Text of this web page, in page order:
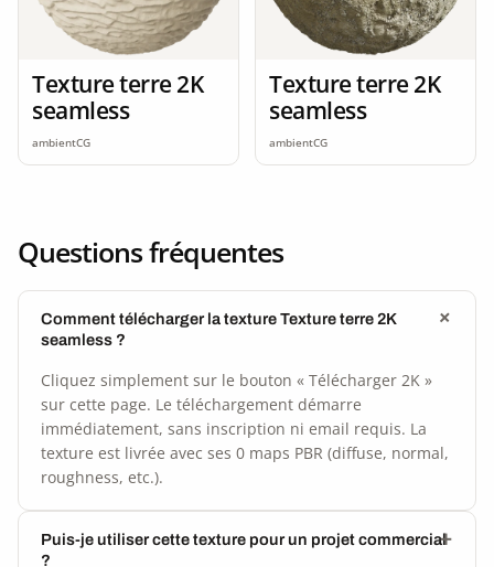
Texture terre 2K
seamless
ambientCG
Texture terre 2K
seamless
ambientCG
Questions fréquentes
Comment télécharger la texture Texture terre 2K
seamless ?
Cliquez simplement sur le bouton « Télécharger 2K »
sur cette page. Le téléchargement démarre
immédiatement, sans inscription ni email requis. La
texture est livrée avec ses 0 maps PBR (diffuse, normal,
roughness, etc.).
Puis-je utiliser cette texture pour un projet commercial
?